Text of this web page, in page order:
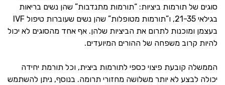
סוגים של תורמות ביציות: “תורמות מתנדבות” שהן נשים בריאות
בגילאי 21-35, ו”תורמות מטופלות” שהן נשים שעוברות טיפול IVF
בעצמן ומוכנות לתרום את הביציות שלהן. אף אחד מהסוגים לא יכול
להיות קרוב משפחה של ההורים המיועדים.
הממשלה קובעת פיצוי כספי לתורמות ביצית, וכל תורמת יחידה
יכולה לבצע לא יותר משלושה מחזורי תרומה. בנוסף, ניתן להשתמש